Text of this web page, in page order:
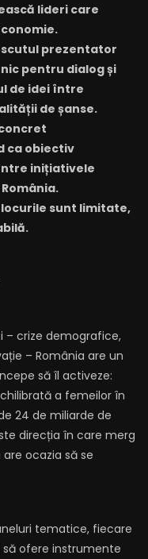
lideri care
prezentator
pentru dialog și
de idei între
de șanse.
ca obiectiv
inițiativele
sunt limitate,
– crize demografice,
– România are un
să îl activeze:
a femeilor în
24 de miliarde de
direcția în care merg
ocazia să se
tematice, fiecare
să ofere instrumente